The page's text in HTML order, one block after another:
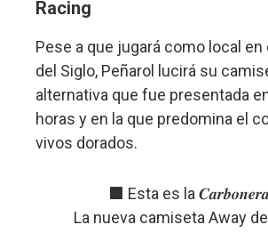
Racing
Pese a que jugará como local en
del Siglo, Peñarol lucirá su
alternativa que fue presentada
horas y en la que predomina el
vivos dorados.
⬛️ Esta es la 𝑪𝒂𝒓𝒃𝒐𝒏𝒆𝒓𝒂
La nueva camiseta Away